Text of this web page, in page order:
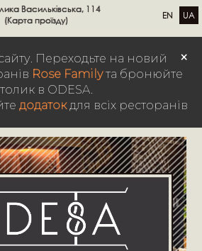
×
Переходьте на новий
Rose Familyта бронюйте
в ODESA.
додатокдля всіх ресторанів
EN UA
Васильківська, 114
(Карта проїзду)